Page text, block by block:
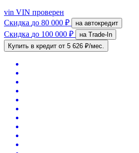
vin VIN проверен
Скидка до 80 000 ₽ на автокредит
Скидка до 100 000 ₽
на Trade-In
Купить в кредит от 5 626 ₽/мес.